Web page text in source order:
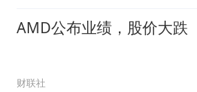
AMD公布业绩，股价大跌
财联社